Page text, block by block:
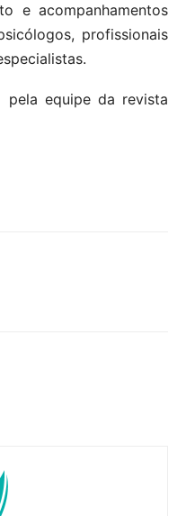
e acompanhamentos
profissionais
equipe da revista